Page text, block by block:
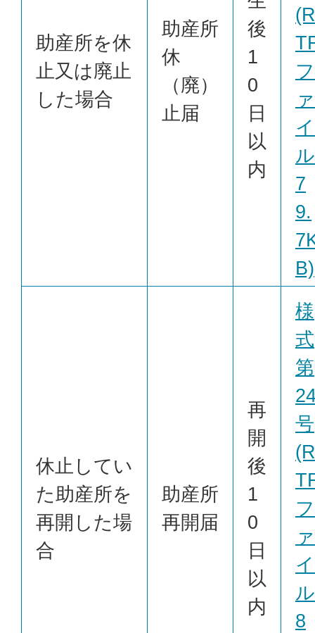
助産所を休
止又は廃止
した場合
助産所
休
（廃）
止届
後
1
0
日
以
内
(R
フ
ァ
イ
7
9.
B)
休止してい
た助産所を
再開した場
合
助産所
再開届
再
開
後
1
0
日
以
内
様
式
第
号
(R
フ
ァ
イ
8